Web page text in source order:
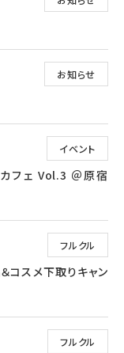
お知らせ
イベント
フェ Vol.3 ＠原宿
フルクル
コスメ下取りキャン
フルクル